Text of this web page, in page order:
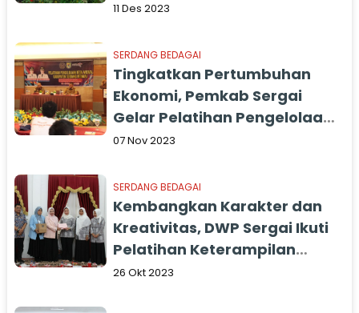
11 Des 2023
SERDANG BEDAGAI
Tingkatkan Pertumbuhan
Ekonomi, Pemkab Sergai
Gelar Pelatihan Pengelolaan
Desa Wisata
07 Nov 2023
SERDANG BEDAGAI
Kembangkan Karakter dan
Kreativitas, DWP Sergai Ikuti
Pelatihan Keterampilan
Merangkai Buket
26 Okt 2023